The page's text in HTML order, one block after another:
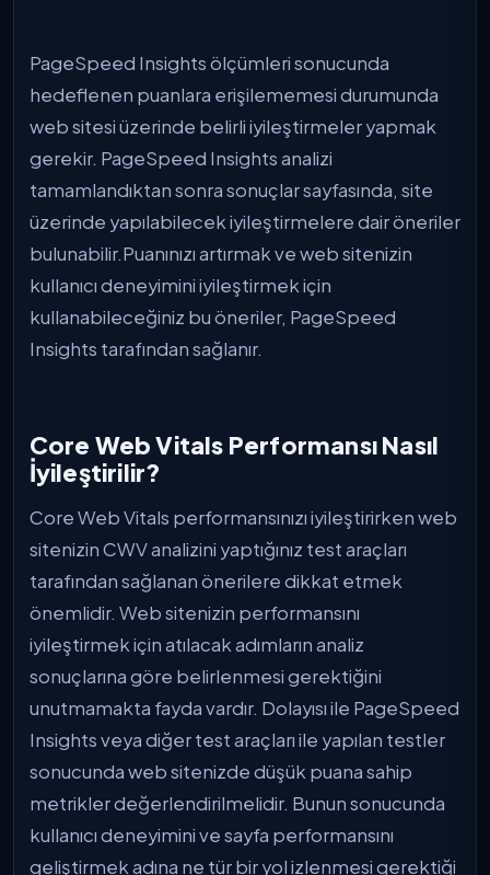
PageSpeed Insights ölçümleri sonucunda
hedeflenen puanlara erişilememesi durumunda
web sitesi üzerinde belirli iyileştirmeler yapmak
gerekir. PageSpeed Insights analizi
tamamlandıktan sonra sonuçlar sayfasında, site
üzerinde yapılabilecek iyileştirmelere dair öneriler
bulunabilir.Puanınızı artırmak ve web sitenizin
kullanıcı deneyimini iyileştirmek için
kullanabileceğiniz bu öneriler, PageSpeed
Insights tarafından sağlanır.
Core Web Vitals Performansı Nasıl
İyileştirilir?
Core Web Vitals performansınızı iyileştirirken web
sitenizin CWV analizini yaptığınız test araçları
tarafından sağlanan önerilere dikkat etmek
önemlidir. Web sitenizin performansını
iyileştirmek için atılacak adımların analiz
sonuçlarına göre belirlenmesi gerektiğini
unutmamakta fayda vardır. Dolayısı ile PageSpeed
Insights veya diğer test araçları ile yapılan testler
sonucunda web sitenizde düşük puana sahip
metrikler değerlendirilmelidir. Bunun sonucunda
kullanıcı deneyimini ve sayfa performansını
geliştirmek adına ne tür bir yol izlenmesi gerektiği